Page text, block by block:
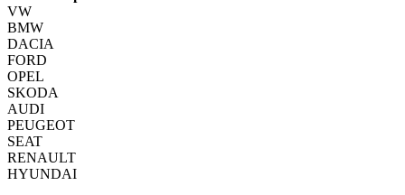
VW
BMW
DACIA
FORD
OPEL
SKODA
AUDI
PEUGEOT
SEAT
RENAULT
HYUNDAI